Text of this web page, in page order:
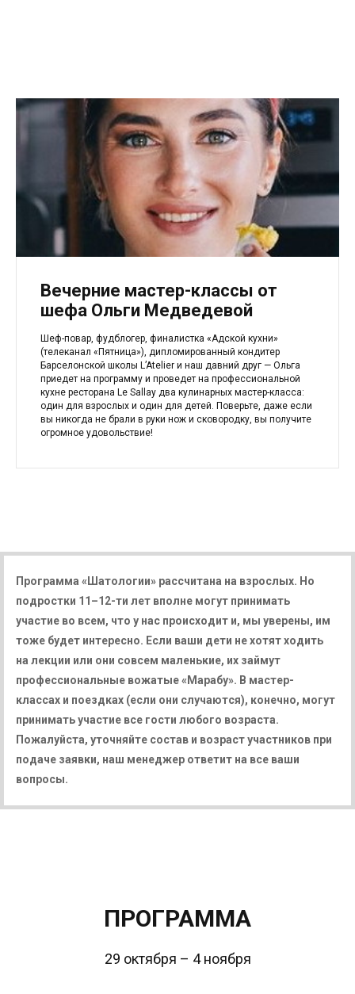
Вечерние мастер-классы от
шефа Ольги Медведевой
Шеф-повар, фудблогер, финалистка «Адской кухни»
(телеканал «Пятница»), дипломированный кондитер
Барселонской школы L’Atelier и наш давний друг — Ольга
приедет на программу и проведет на профессиональной
кухне ресторана Le Sallay два кулинарных мастер-класса:
один для взрослых и один для детей. Поверьте, даже если
вы никогда не брали в руки нож и сковородку, вы получите
огромное удовольствие!
Программа «Шатологии» рассчитана на взрослых. Но
подростки 11–12-ти лет вполне могут принимать
участие во всем, что у нас происходит и, мы уверены, им
тоже будет интересно. Если ваши дети не хотят ходить
на лекции или они совсем маленькие, их займут
профессиональные вожатые «Марабу». В мастер-
классах и поездках (если они случаются), конечно, могут
принимать участие все гости любого возраста.
Пожалуйста, уточняйте состав и возраст участников при
подаче заявки, наш менеджер ответит на все ваши
вопросы.
ПРОГРАММА
29 октября – 4 ноября